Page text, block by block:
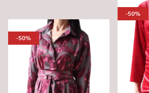
-50%
-50%